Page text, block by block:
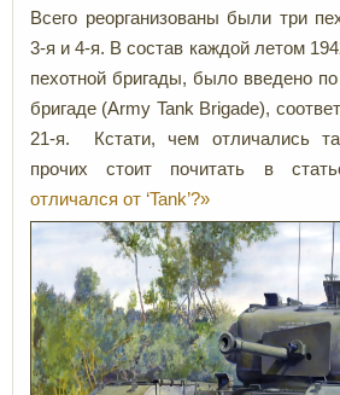
Всего реорганизованы были три
3-я и 4-я. В состав каждой летом
пехотной бригады, было введено
бригаде (Army Tank Brigade),
21-я. Кстати, чем отличались
прочих стоит почитать в
отличался от ‘Tank’?»